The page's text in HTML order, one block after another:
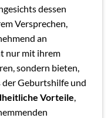
dessen
Versprechen,
an
nur mit ihrem
sondern bieten,
der Geburtshilfe und
Vorteile